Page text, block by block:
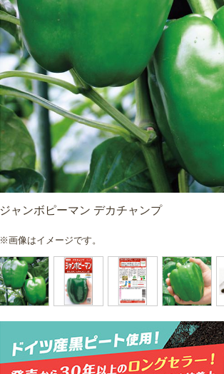
ジャンボピーマン デカチャンプ
※画像はイメージです。